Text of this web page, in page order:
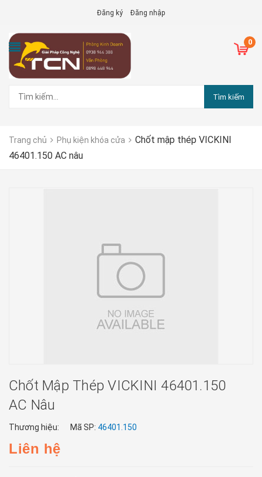
Đăng ký Đăng nhập
0
Tìm kiếm
Trang chủ Phụ kiện khóa cửa
Chốt mập thép VICKINI
46401.150 AC nâu
Chốt Mập Thép VICKINI 46401.150
AC Nâu
Thương hiệu: Mã SP: 46401.150
Liên hệ